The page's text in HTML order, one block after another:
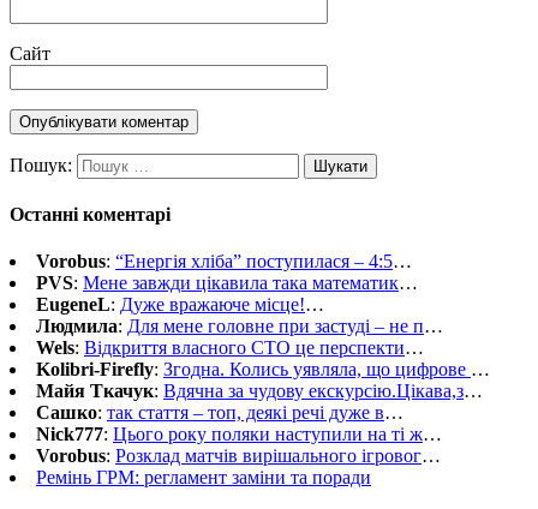
Сайт
Пошук:
Останні коментарі
Vorobus: “Енергія хліба” поступилася – 4:5…
PVS: Мене завжди цікавила така математик…
EugeneL: Дуже вражаюче місце!…
Людмила: Для мене головне при застуді – не п…
Wels: Відкриття власного СТО це перспекти…
Kolibri-Firefly: Згодна. Колись уявляла, що цифрове …
Майя Ткачук: Вдячна за чудову екскурсію.Цікава,з…
Сашко: так стаття – топ, деякі речі дуже в…
Nick777: Цього року поляки наступили на ті ж…
Vorobus: Розклад матчів вирішального ігровог…
Ремінь ГРМ: регламент заміни та поради